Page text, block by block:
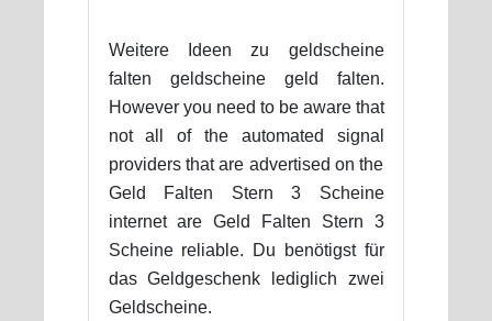
Weitere Ideen zu geldscheine
falten geldscheine geld falten.
However you need to be aware that
not all of the automated signal
providers that are advertised on the
Geld Falten Stern 3 Scheine
internet are Geld Falten Stern 3
Scheine reliable. Du benötigst für
das Geldgeschenk lediglich zwei
Geldscheine.